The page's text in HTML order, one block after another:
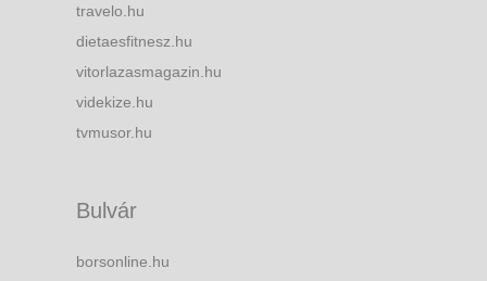
travelo.hu
dietaesfitnesz.hu
vitorlazasmagazin.hu
videkize.hu
tvmusor.hu
Bulvár
borsonline.hu